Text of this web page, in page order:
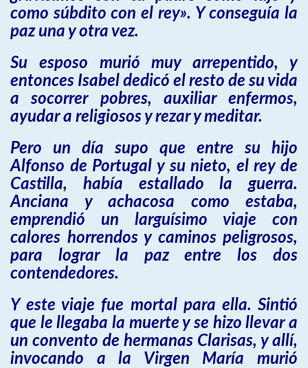
como súbdito con el rey». Y conseguía la
paz una y otra vez.
Su esposo murió muy arrepentido, y
entonces Isabel dedicó el resto de su vida
a socorrer pobres, auxiliar enfermos,
ayudar a religiosos y rezar y meditar.
Pero un día supo que entre su hijo
Alfonso de Portugal y su nieto, el rey de
Castilla, había estallado la guerra.
Anciana y achacosa como estaba,
emprendió un larguísimo viaje con
calores horrendos y caminos peligrosos,
para lograr la paz entre los dos
contendedores.
Y este viaje fue mortal para ella. Sintió
que le llegaba la muerte y se hizo llevar a
un convento de hermanas Clarisas, y allí,
invocando a la Virgen María murió